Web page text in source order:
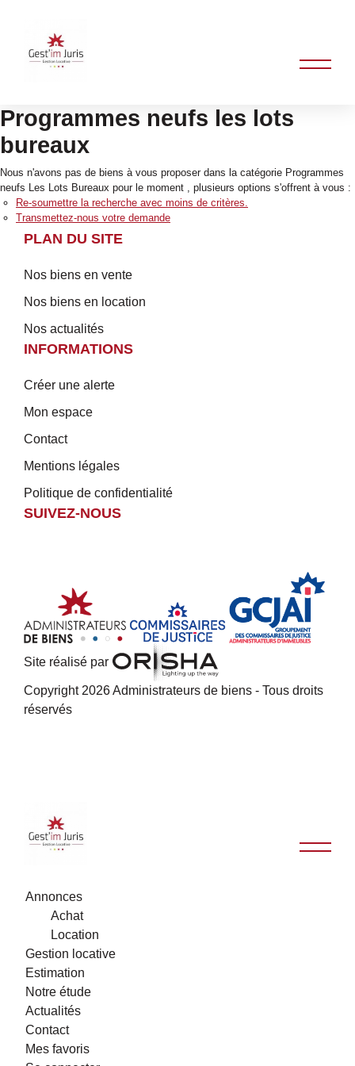
Programmes neufs les lots
bureaux
Nous n'avons pas de biens à vous proposer dans la catégorie Programmes
neufs Les Lots Bureaux pour le moment , plusieurs options s'offrent à vous :
Re-soumettre la recherche avec moins de critères.
Transmettez-nous votre demande
PLAN DU SITE
Nos biens en vente
Nos biens en location
Nos actualités
INFORMATIONS
Créer une alerte
Mon espace
Contact
Mentions légales
Politique de confidentialité
SUIVEZ-NOUS
Site réalisé par
Copyright 2026 Administrateurs de biens - Tous droits
réservés
Annonces
Achat
Location
Gestion locative
Estimation
Notre étude
Actualités
Contact
Mes favoris